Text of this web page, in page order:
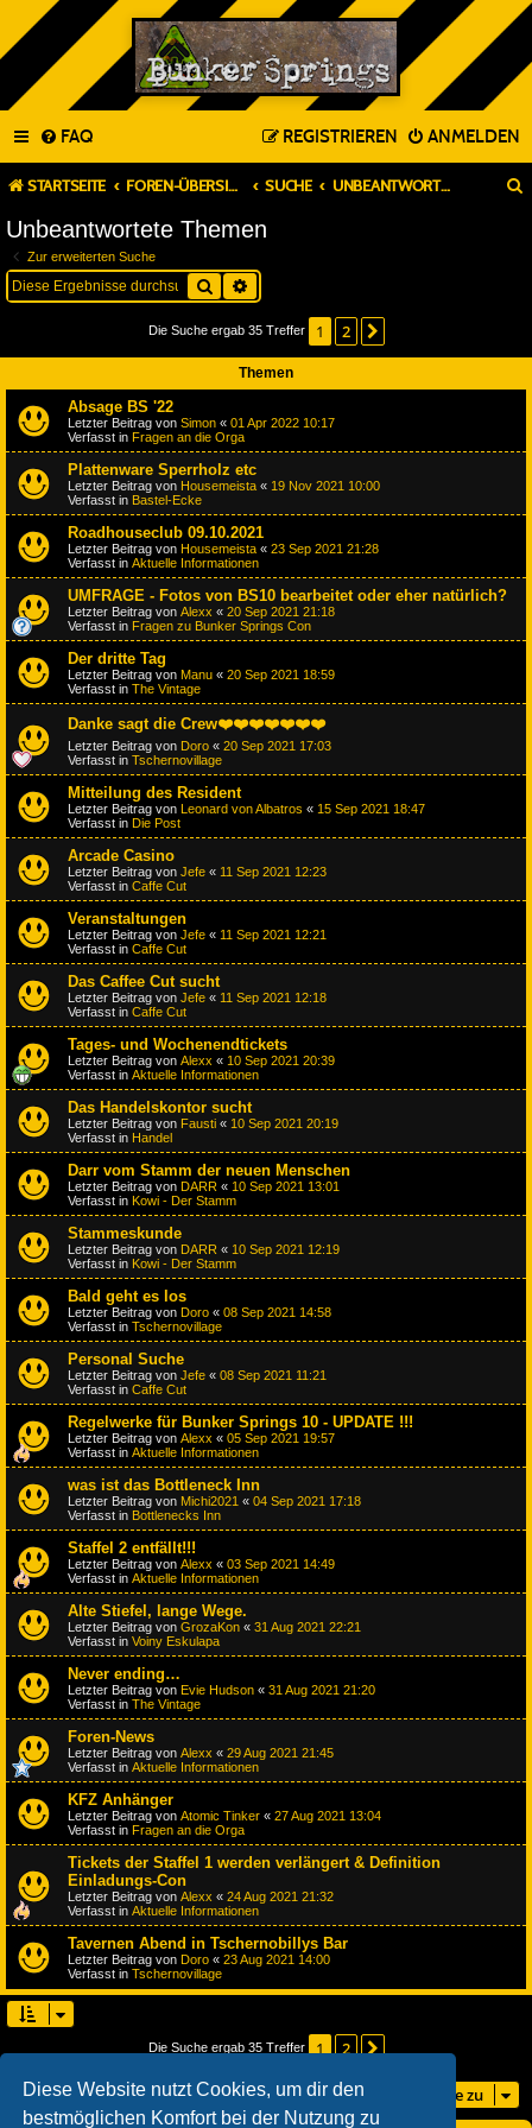
Diese Website nutzt Cookies, um dir den
bestmöglichen Komfort bei der Nutzung zu
FAQ ANMELDEN
REGISTRIEREN
STARTSEITE FOREN-ÜBERSICHT SUCHE UNBEANTWORTETE THEMEN
Unbeantwortete Themen
Zur erweiterten Suche
Suche
Die Suche ergab 35 Treffer 1 2
Themen
Absage BS '22
Letzter Beitrag von Simon « 01 Apr 2022 10:17
Verfasst in Fragen an die Orga
Plattenware Sperrholz etc
Letzter Beitrag von Housemeista « 19 Nov 2021 10:00
Verfasst in Bastel-Ecke
Roadhouseclub 09.10.2021
Letzter Beitrag von Housemeista « 23 Sep 2021 21:28
Verfasst in Aktuelle Informationen
UMFRAGE - Fotos von BS10 bearbeitet oder eher natürlich?
Letzter Beitrag von Alexx « 20 Sep 2021 21:18
Verfasst in Fragen zu Bunker Springs Con
Der dritte Tag
Letzter Beitrag von Manu « 20 Sep 2021 18:59
Verfasst in The Vintage
Danke sagt die Crew❤️❤️❤️❤️❤️❤️❤️
Letzter Beitrag von Doro « 20 Sep 2021 17:03
Verfasst in Tschernovillage
Mitteilung des Resident
Letzter Beitrag von Leonard von Albatros « 15 Sep 2021 18:47
Verfasst in Die Post
Arcade Casino
Letzter Beitrag von Jefe « 11 Sep 2021 12:23
Verfasst in Caffe Cut
Veranstaltungen
Letzter Beitrag von Jefe « 11 Sep 2021 12:21
Verfasst in Caffe Cut
Das Caffee Cut sucht
Letzter Beitrag von Jefe « 11 Sep 2021 12:18
Verfasst in Caffe Cut
Tages- und Wochenendtickets
Letzter Beitrag von Alexx « 10 Sep 2021 20:39
Verfasst in Aktuelle Informationen
Das Handelskontor sucht
Letzter Beitrag von Fausti « 10 Sep 2021 20:19
Verfasst in Handel
Darr vom Stamm der neuen Menschen
Letzter Beitrag von DARR « 10 Sep 2021 13:01
Verfasst in Kowi - Der Stamm
Stammeskunde
Letzter Beitrag von DARR « 10 Sep 2021 12:19
Verfasst in Kowi - Der Stamm
Bald geht es los
Letzter Beitrag von Doro « 08 Sep 2021 14:58
Verfasst in Tschernovillage
Personal Suche
Letzter Beitrag von Jefe « 08 Sep 2021 11:21
Verfasst in Caffe Cut
Regelwerke für Bunker Springs 10 - UPDATE !!!
Letzter Beitrag von Alexx « 05 Sep 2021 19:57
Verfasst in Aktuelle Informationen
was ist das Bottleneck Inn
Letzter Beitrag von Michi2021 « 04 Sep 2021 17:18
Verfasst in Bottlenecks Inn
Staffel 2 entfällt!!!
Letzter Beitrag von Alexx « 03 Sep 2021 14:49
Verfasst in Aktuelle Informationen
Alte Stiefel, lange Wege.
Letzter Beitrag von GrozaKon « 31 Aug 2021 22:21
Verfasst in Voiny Eskulapa
Never ending…
Letzter Beitrag von Evie Hudson « 31 Aug 2021 21:20
Verfasst in The Vintage
Foren-News
Letzter Beitrag von Alexx « 29 Aug 2021 21:45
Verfasst in Aktuelle Informationen
KFZ Anhänger
Letzter Beitrag von Atomic Tinker « 27 Aug 2021 13:04
Verfasst in Fragen an die Orga
Tickets der Staffel 1 werden verlängert & Definition
Einladungs-Con
Letzter Beitrag von Alexx « 24 Aug 2021 21:32
Verfasst in Aktuelle Informationen
Tavernen Abend in Tschernobillys Bar
Letzter Beitrag von Doro « 23 Aug 2021 14:00
Verfasst in Tschernovillage
Die Suche ergab 35 Treffer 1 2 Nächste
Gehe zu